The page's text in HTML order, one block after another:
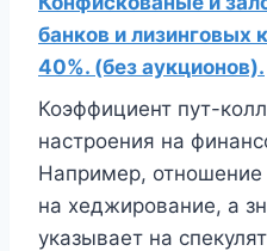
банков и лизинговых
40%. (без аукционов).
Коэффициент пут-
настроения на
Например, отношение
на хеджирование, а
указывает на